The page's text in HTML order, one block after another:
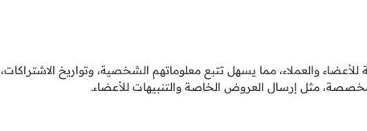
للأعضاء والعملاء، مما يسهل تتبع معلوماتهم الشخصية، وتواريخ الاشتراكات،
مثل إرسال العروض الخاصة والتنبيهات للأعضاء.